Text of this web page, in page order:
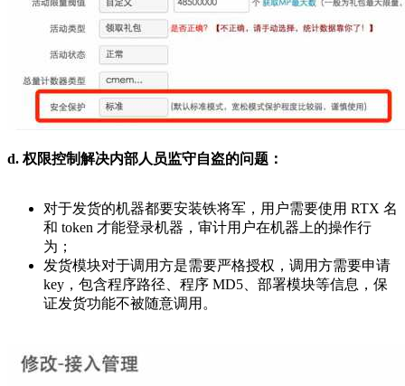
d. 权限控制解决内部人员监守自盗的问题：
对于发货的机器都要安装铁将军，用户需要使用 RTX 名
和 token 才能登录机器，审计用户在机器上的操作行
为；
发货模块对于调用方是需要严格授权，调用方需要申请
key，包含程序路径、程序 MD5、部署模块等信息，保
证发货功能不被随意调用。